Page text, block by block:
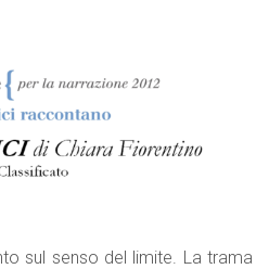
sul senso del limite. La trama